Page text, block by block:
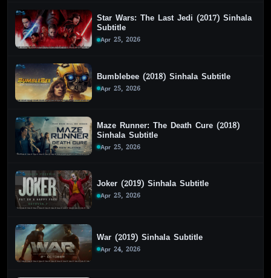
Star Wars: The Last Jedi (2017) Sinhala
Subtitle
Apr 25, 2026
Bumblebee (2018) Sinhala Subtitle
Apr 25, 2026
Maze Runner: The Death Cure (2018)
Sinhala Subtitle
Apr 25, 2026
Joker (2019) Sinhala Subtitle
Apr 25, 2026
War (2019) Sinhala Subtitle
Apr 24, 2026